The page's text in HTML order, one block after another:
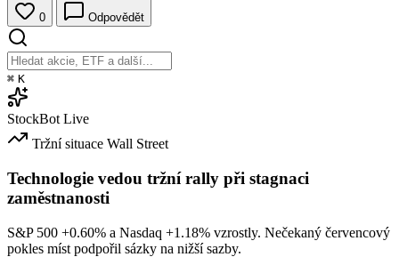
0 Odpovědět
⌘ K
StockBot Live
Tržní situace Wall Street
Technologie vedou tržní rally při stagnaci
zaměstnanosti
S&P 500 +0.60% a Nasdaq +1.18% vzrostly. Nečekaný červencový
pokles míst podpořil sázky na nižší sazby.